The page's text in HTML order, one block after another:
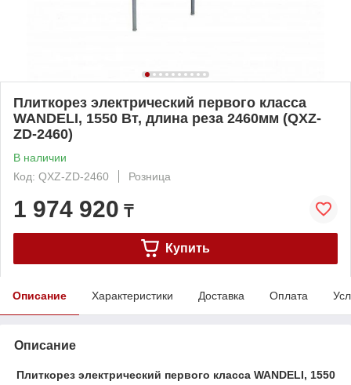
Плиткорез электрический первого класса
WANDELI, 1550 Вт, длина реза 2460мм (QXZ-
ZD-2460)
В наличии
Код: QXZ-ZD-2460
Розница
1 974 920 ₸
Купить
Описание Характеристики Доставка Оплата
Описание
Плиткорез электрический первого класса WANDELI, 1550